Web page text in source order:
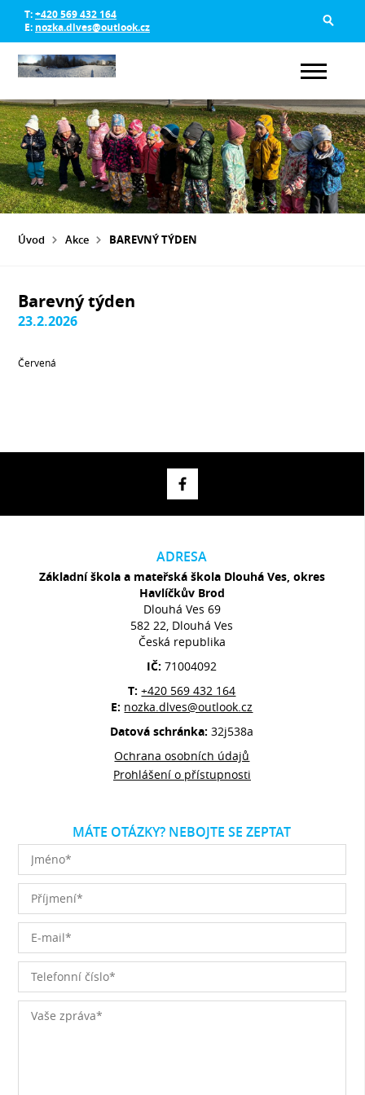
T:+420 569 432 164
E: nozka.dlves@outlook.cz
Úvod Akce BAREVNÝ TÝDEN
Barevný týden
23.2.2026
Červená
ADRESA
Základní škola a mateřská škola Dlouhá Ves, okres
Havlíčkův Brod
Dlouhá Ves 69
582 22, Dlouhá Ves
Česká republika
IČ:71004092
T:+420 569 432 164
E: nozka.dlves@outlook.cz
Datová schránka:32j538a
Ochrana osobních údajů
Prohlášení o přístupnosti
MÁTE OTÁZKY? NEBOJTE SE ZEPTAT